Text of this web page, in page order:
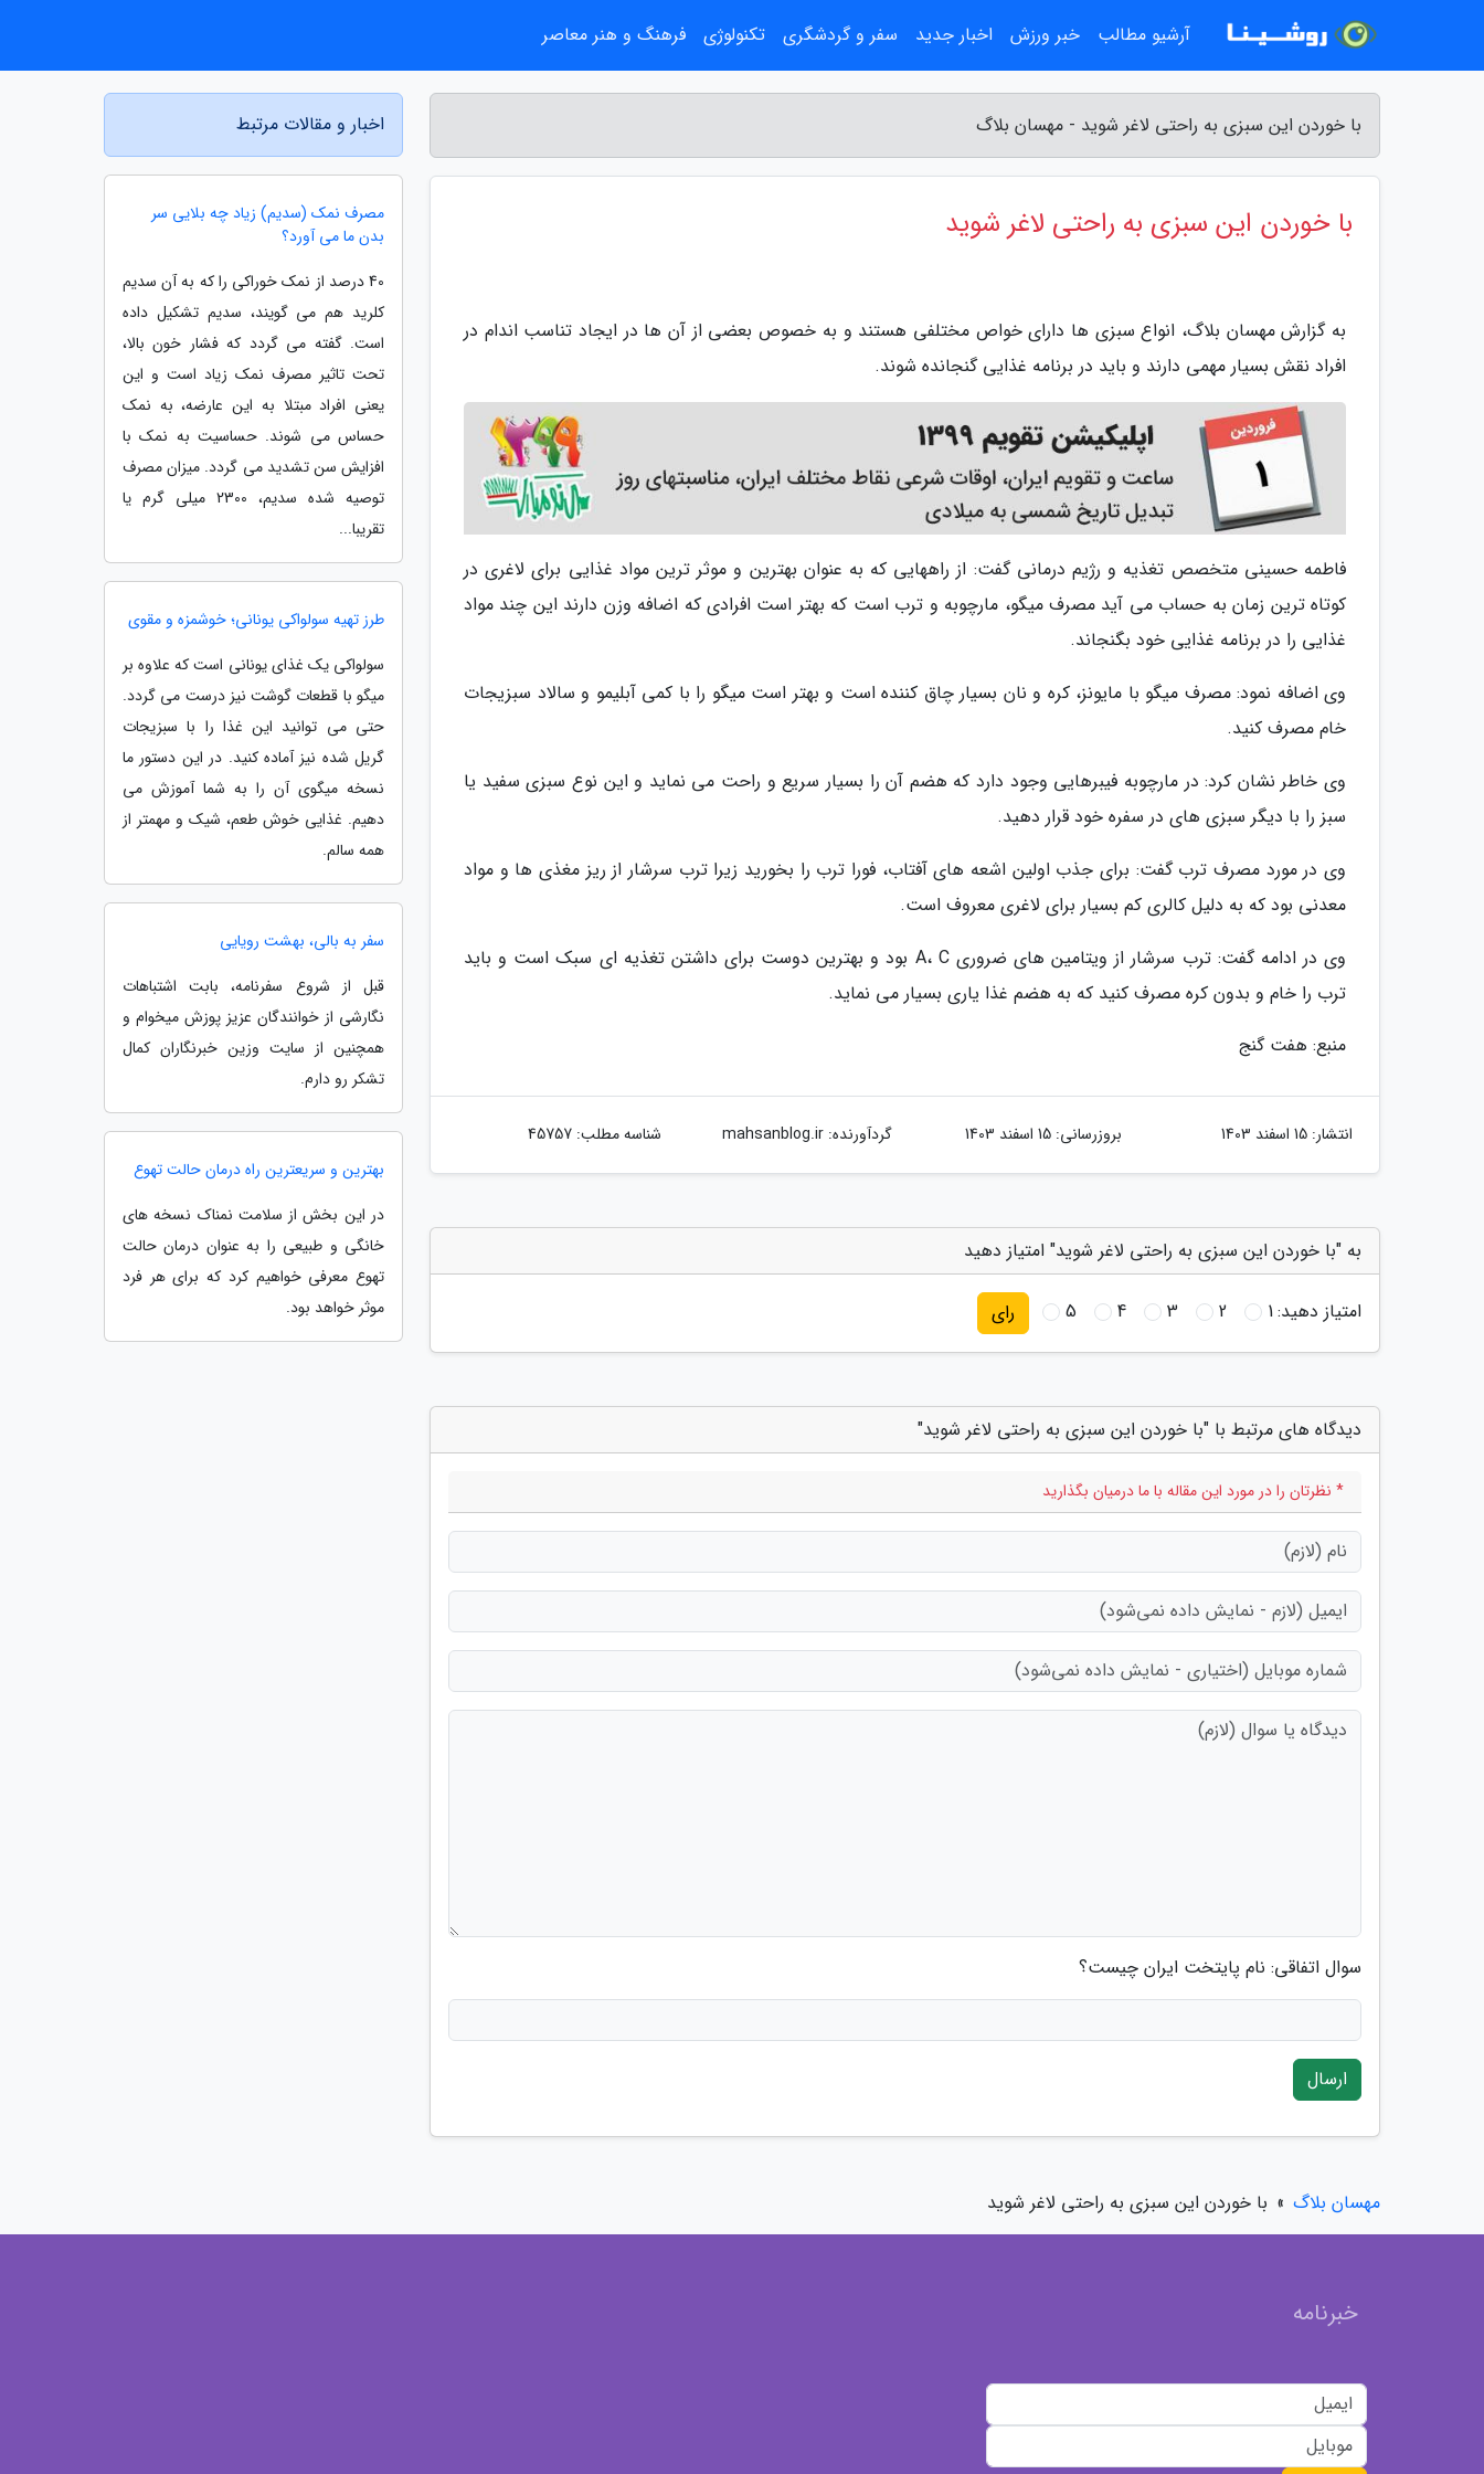
با خوردن این سبزی به راحتی لاغر شوید - مهسان بلاگ
با خوردن این سبزی به راحتی لاغر شوید
به گزارش مهسان بلاگ، انواع سبزی ها دارای خواص مختلفی هستند و به خصوص بعضی از آن ها در ایجاد تناسب اندام در
افراد نقش بسیار مهمی دارند و باید در برنامه غذایی گنجانده شوند.
فاطمه حسینی متخصص تغذیه و رژیم درمانی گفت: از راههایی که به عنوان بهترین و موثر ترین مواد غذایی برای لاغری در
کوتاه ترین زمان به حساب می آید مصرف میگو، مارچوبه و ترب است که بهتر است افرادی که اضافه وزن دارند این چند مواد
غذایی را در برنامه غذایی خود بگنجاند.
وی اضافه نمود: مصرف میگو با مایونز، کره و نان بسیار چاق کننده است و بهتر است میگو را با کمی آبلیمو و سالاد سبزیجات
خام مصرف کنید.
وی خاطر نشان کرد: در مارچوبه فیبرهایی وجود دارد که هضم آن را بسیار سریع و راحت می نماید و این نوع سبزی سفید یا
سبز را با دیگر سبزی های در سفره خود قرار دهید.
وی در مورد مصرف ترب گفت: برای جذب اولین اشعه های آفتاب، فورا ترب را بخورید زیرا ترب سرشار از ریز مغذی ها و مواد
معدنی بود که به دلیل کالری کم بسیار برای لاغری معروف است.
وی در ادامه گفت: ترب سرشار از ویتامین های ضروری A، C بود و بهترین دوست برای داشتن تغذیه ای سبک است و باید
ترب را خام و بدون کره مصرف کنید که به هضم غذا یاری بسیار می نماید.
منبع: هفت گنج
انتشار: 15 اسفند 1403 بروزرسانی: 15 اسفند 1403 گردآورنده:mahsanblog.ir شناسه مطلب: 45757
به "با خوردن این سبزی به راحتی لاغر شوید" امتیاز دهید
امتیاز دهید:1
2
3
4
5 رای
دیدگاه های مرتبط با "با خوردن این سبزی به راحتی لاغر شوید"
* نظرتان را در مورد این مقاله با ما درمیان بگذارید
سوال اتفاقی: نام پایتخت ایران چیست؟
ارسال
اخبار و مقالات مرتبط
مصرف نمک (سدیم) زیاد چه بلایی سر
بدن ما می آورد؟
40 درصد از نمک خوراکی را که به آن سدیم
کلرید هم می گویند، سدیم تشکیل داده
است. گفته می گردد که فشار خون بالا،
تحت تاثیر مصرف نمک زیاد است و این
یعنی افراد مبتلا به این عارضه، به نمک
حساس می شوند. حساسیت به نمک با
افزایش سن تشدید می گردد. میزان مصرف
توصیه شده سدیم، 2300 میلی گرم یا
تقریبا...
طرز تهیه سولواکی یونانی؛ خوشمزه و مقوی
سولواکی یک غذای یونانی است که علاوه بر
میگو با قطعات گوشت نیز درست می گردد.
حتی می توانید این غذا را با سبزیجات
گریل شده نیز آماده کنید. در این دستور ما
نسخه میگوی آن را به شما آموزش می
دهیم. غذایی خوش طعم، شیک و مهمتر از
همه سالم.
سفر به بالی، بهشت رویایی
قبل از شروع سفرنامه، بابت اشتباهات
نگارشی از خوانندگان عزیز پوزش میخوام و
همچنین از سایت وزین خبرنگاران کمال
تشکر رو دارم.
بهترین و سریعترین راه درمان حالت تهوع
در این بخش از سلامت نمناک نسخه های
خانگی و طبیعی را به عنوان درمان حالت
تهوع معرفی خواهیم کرد که برای هر فرد
موثر خواهد بود.
مهسان بلاگ » با خوردن این سبزی به راحتی لاغر شوید
آرشیو مطالب خبر ورزش اخبار جدید سفر و گردشگری تکنولوژی فرهنگ و هنر معاصر
خبرنامه